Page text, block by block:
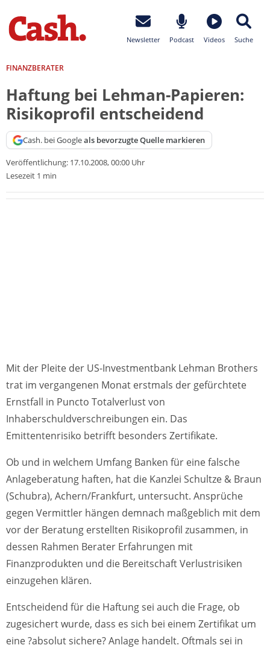
Newsletter Podcast Videos Suche
FINANZBERATER
Haftung bei Lehman-Papieren:
Risikoprofil entscheidend
Cash. bei Googleals bevorzugte Quelle markieren
Veröffentlichung: 17.10.2008, 00:00 Uhr
Lesezeit 1 min
Mit der Pleite der US-Investmentbank Lehman Brothers
trat im vergangenen Monat erstmals der gefürchtete
Ernstfall in Puncto Totalverlust von
Inhaberschuldverschreibungen ein. Das
Emittentenrisiko betrifft besonders Zertifikate.
Ob und in welchem Umfang Banken für eine falsche
Anlageberatung haften, hat die Kanzlei Schultze & Braun
(Schubra), Achern/Frankfurt, untersucht. Ansprüche
gegen Vermittler hängen demnach maßgeblich mit dem
vor der Beratung erstellten Risikoprofil zusammen, in
dessen Rahmen Berater Erfahrungen mit
Finanzprodukten und die Bereitschaft Verlustrisiken
einzugehen klären.
Entscheidend für die Haftung sei auch die Frage, ob
zugesichert wurde, dass es sich bei einem Zertifikat um
eine ?absolut sichere? Anlage handelt. Oftmals sei in